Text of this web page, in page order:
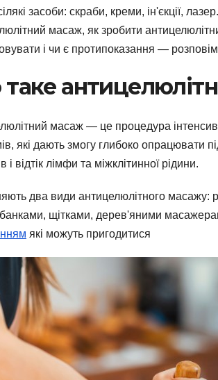
засоби: скраби, креми, ін'єкції,
масаж, як зробити
і чи є протипоказання —
масаж — це процедура
які дають змогу глибоко опрацювати
і відтік лімфи та міжклітинної рідини.
два види антицелюлітного
щітками, дерев'яними
які можуть пригодитися